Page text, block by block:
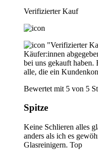
Verifizierter Kauf
"Verifizierter
Käufer:innen
bei uns gekauft haben.
alle, die ein
Bewertet mit 5 von 5
Spitze
Keine Schlieren alles
anders als ich es
Glasreinigern. Top